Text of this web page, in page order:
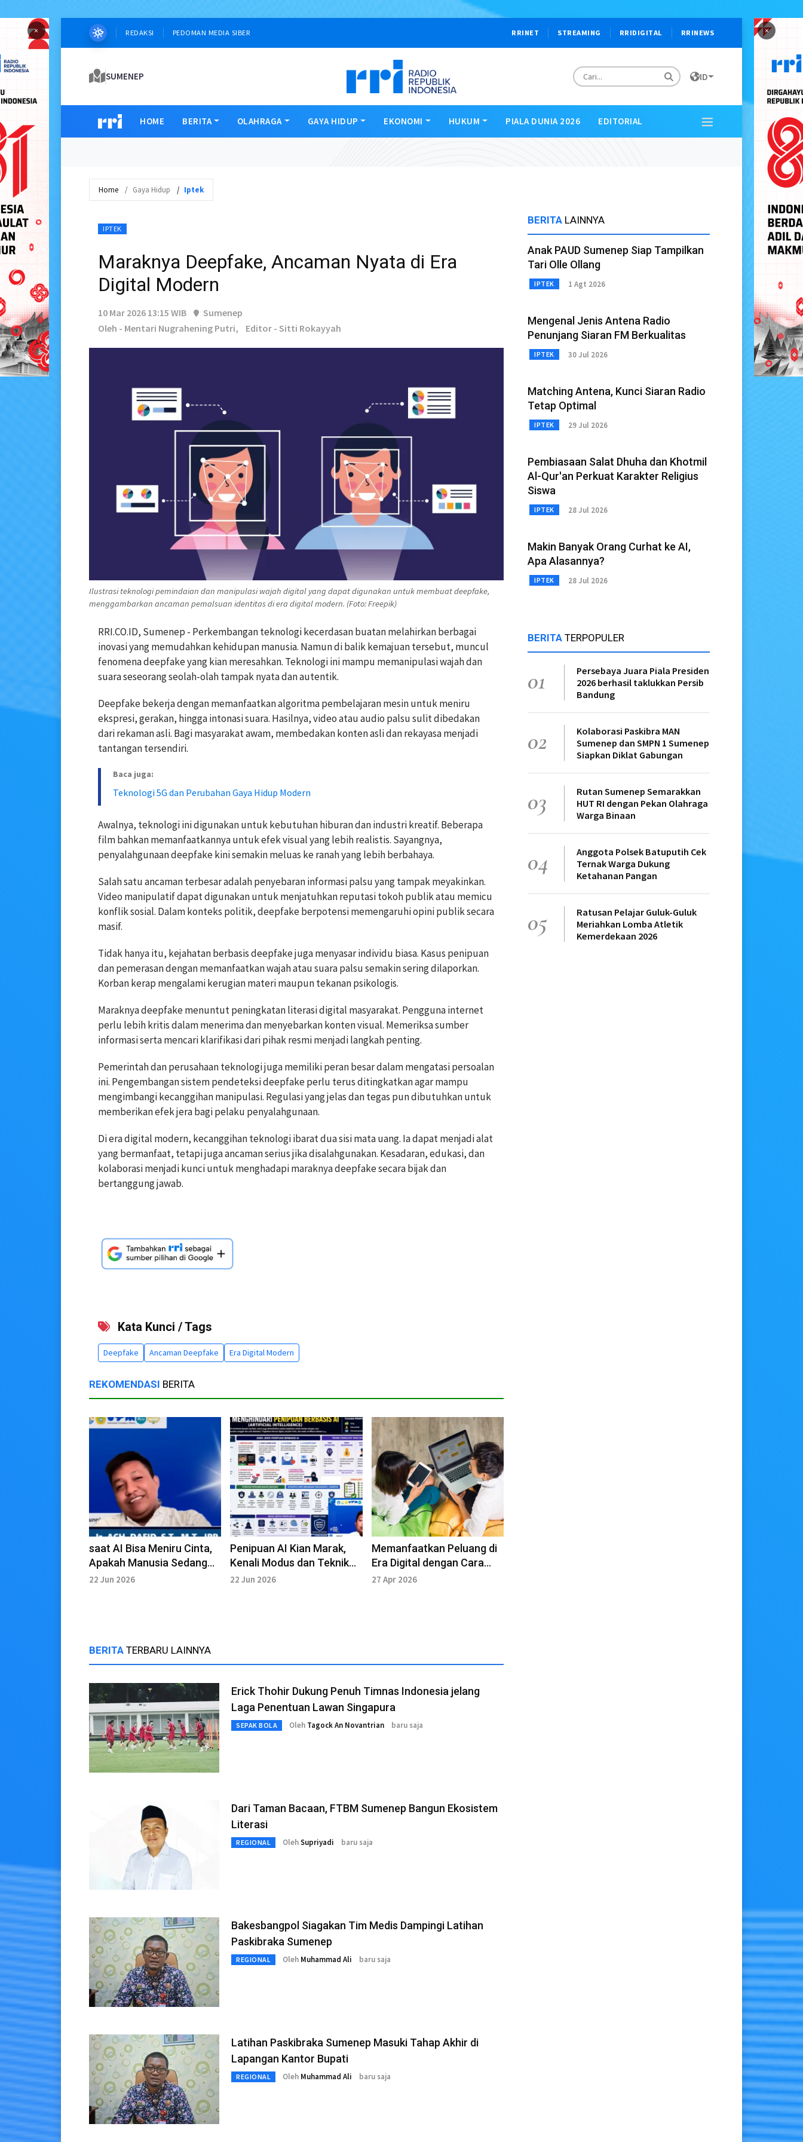
× ×
REDAKSI PEDOMAN MEDIA SIBER RRINET STREAMING RRIDIGITAL RRINEWS
SUMENEP ID
HOME BERITA OLAHRAGA GAYA HIDUP EKONOMI HUKUM PIALA DUNIA 2026 EDITORIAL
Home Gaya Hidup Iptek
IPTEK
Maraknya Deepfake, Ancaman Nyata di Era
Digital Modern
10 Mar 2026 13:15 WIB
Sumenep
Oleh - Mentari Nugrahening Putri,
Editor - Sitti Rokayyah
Ilustrasi teknologi pemindaian dan manipulasi wajah digital yang dapat digunakan untuk membuat deepfake,
menggambarkan ancaman pemalsuan identitas di era digital modern. (Foto: Freepik)
RRI.CO.ID, Sumenep - Perkembangan teknologi kecerdasan buatan melahirkan berbagai
inovasi yang memudahkan kehidupan manusia. Namun di balik kemajuan tersebut, muncul
fenomena deepfake yang kian meresahkan. Teknologi ini mampu memanipulasi wajah dan
suara seseorang seolah-olah tampak nyata dan autentik.
Deepfake bekerja dengan memanfaatkan algoritma pembelajaran mesin untuk meniru
ekspresi, gerakan, hingga intonasi suara. Hasilnya, video atau audio palsu sulit dibedakan
dari rekaman asli. Bagi masyarakat awam, membedakan konten asli dan rekayasa menjadi
tantangan tersendiri.
Baca juga:
Teknologi 5G dan Perubahan Gaya Hidup Modern
Awalnya, teknologi ini digunakan untuk kebutuhan hiburan dan industri kreatif. Beberapa
film bahkan memanfaatkannya untuk efek visual yang lebih realistis. Sayangnya,
penyalahgunaan deepfake kini semakin meluas ke ranah yang lebih berbahaya.
Salah satu ancaman terbesar adalah penyebaran informasi palsu yang tampak meyakinkan.
Video manipulatif dapat digunakan untuk menjatuhkan reputasi tokoh publik atau memicu
konflik sosial. Dalam konteks politik, deepfake berpotensi memengaruhi opini publik secara
masif.
Tidak hanya itu, kejahatan berbasis deepfake juga menyasar individu biasa. Kasus penipuan
dan pemerasan dengan memanfaatkan wajah atau suara palsu semakin sering dilaporkan.
Korban kerap mengalami kerugian materi maupun tekanan psikologis.
Maraknya deepfake menuntut peningkatan literasi digital masyarakat. Pengguna internet
perlu lebih kritis dalam menerima dan menyebarkan konten visual. Memeriksa sumber
informasi serta mencari klarifikasi dari pihak resmi menjadi langkah penting.
Pemerintah dan perusahaan teknologi juga memiliki peran besar dalam mengatasi persoalan
ini. Pengembangan sistem pendeteksi deepfake perlu terus ditingkatkan agar mampu
mengimbangi kecanggihan manipulasi. Regulasi yang jelas dan tegas pun dibutuhkan untuk
memberikan efek jera bagi pelaku penyalahgunaan.
Di era digital modern, kecanggihan teknologi ibarat dua sisi mata uang. Ia dapat menjadi alat
yang bermanfaat, tetapi juga ancaman serius jika disalahgunakan. Kesadaran, edukasi, dan
kolaborasi menjadi kunci untuk menghadapi maraknya deepfake secara bijak dan
bertanggung jawab.
Kata Kunci / Tags
Deepfake Ancaman Deepfake Era Digital Modern
REKOMENDASI BERITA
saat AI Bisa Meniru Cinta,
Apakah Manusia Sedang
menuju Krisis
22 Jun 2026
Penipuan AI Kian Marak,
Kenali Modus dan Teknik
Psikologi yang Digunakan
22 Jun 2026
Memanfaatkan Peluang di
Era Digital dengan Cara
Cerdas
27 Apr 2026
BERITA TERBARU LAINNYA
Erick Thohir Dukung Penuh Timnas Indonesia jelang
Laga Penentuan Lawan Singapura
SEPAK BOLA Oleh Tagock An Novantrian baru saja
Dari Taman Bacaan, FTBM Sumenep Bangun Ekosistem
Literasi
REGIONAL OlehSupriyadi baru saja
Bakesbangpol Siagakan Tim Medis Dampingi Latihan
Paskibraka Sumenep
REGIONAL Oleh Muhammad Ali baru saja
Latihan Paskibraka Sumenep Masuki Tahap Akhir di
Lapangan Kantor Bupati
REGIONAL Oleh Muhammad Ali baru saja
BERITA LAINNYA
Anak PAUD Sumenep Siap Tampilkan
Tari Olle Ollang
IPTEK 1 Agt 2026
Mengenal Jenis Antena Radio
Penunjang Siaran FM Berkualitas
IPTEK 30 Jul 2026
Matching Antena, Kunci Siaran Radio
Tetap Optimal
IPTEK 29 Jul 2026
Pembiasaan Salat Dhuha dan Khotmil
Al-Qur'an Perkuat Karakter Religius
Siswa
IPTEK 28 Jul 2026
Makin Banyak Orang Curhat ke AI,
Apa Alasannya?
IPTEK 28 Jul 2026
BERITA TERPOPULER
01
Persebaya Juara Piala Presiden
2026 berhasil taklukkan Persib
Bandung
02
Kolaborasi Paskibra MAN
Sumenep dan SMPN 1 Sumenep
Siapkan Diklat Gabungan
03
Rutan Sumenep Semarakkan
HUT RI dengan Pekan Olahraga
Warga Binaan
04
Anggota Polsek Batuputih Cek
Ternak Warga Dukung
Ketahanan Pangan
05
Ratusan Pelajar Guluk-Guluk
Meriahkan Lomba Atletik
Kemerdekaan 2026